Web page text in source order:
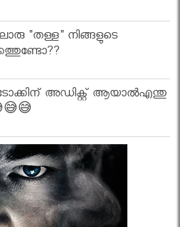
"തള്ള" നിങ്ങളുടെ
ടോക്കിന് അഡിക്റ്റ് ആയാൽഎന്തു